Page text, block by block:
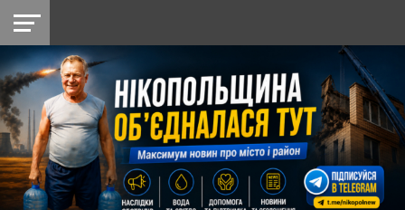
НІКОПОЛЬ
РАЙОН
СІЧЕСЛАВСЬКА
УКРАЇНА
РЕТРО
НІКОПОЛЬ
ЛАЙТ
УКРАЇНА
ДОПОМОГА
РАДІО